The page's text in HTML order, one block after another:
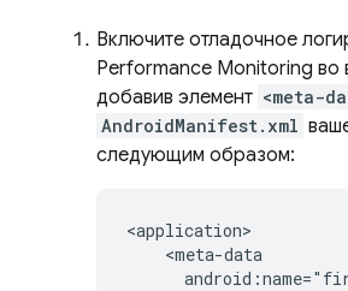
Включите отладочное
Performance Monitoring во
добавив элемент <meta-
AndroidManifest.xml
следующим образом:
<application>
    <meta-data